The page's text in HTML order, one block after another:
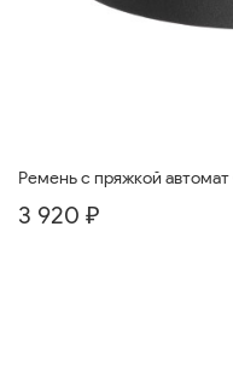
Ремень с пряжкой
3 920 ₽